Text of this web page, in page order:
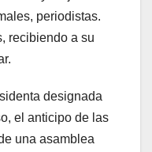
periodistas.
recibiendo a su
designada
el anticipo de las
una asamblea